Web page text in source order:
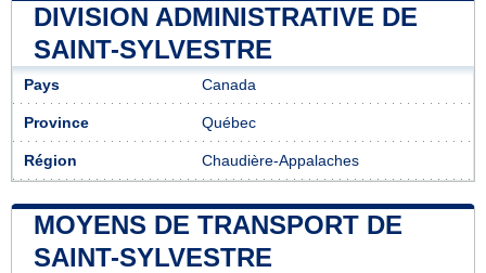
DIVISION ADMINISTRATIVE DE
SAINT-SYLVESTRE
Pays Canada
Province Québec
Région Chaudière-Appalaches
MOYENS DE TRANSPORT DE
SAINT-SYLVESTRE